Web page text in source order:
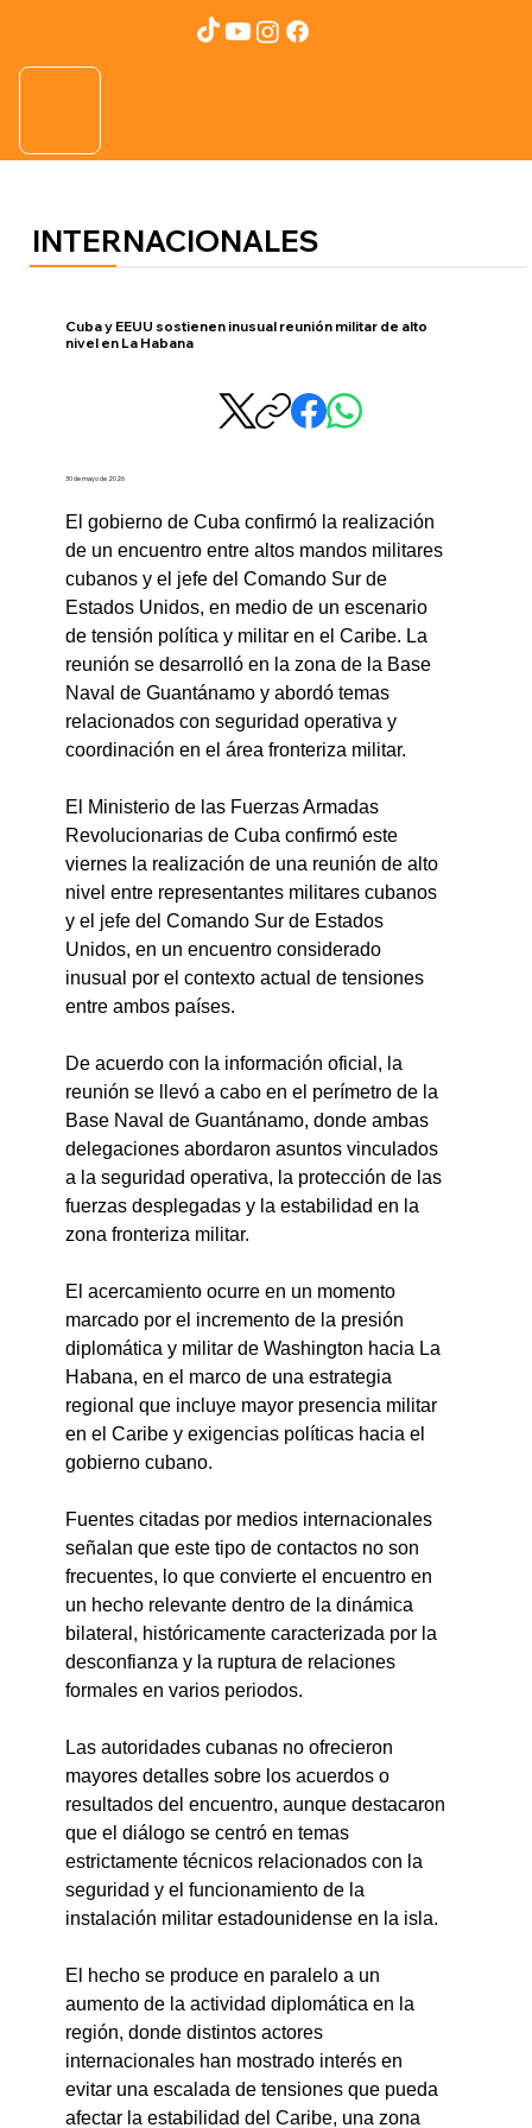
INTERNACIONALES
Cuba y EEUU sostienen inusual reunión militar de alto
nivel en La Habana
30 de mayo de 2026
El gobierno de Cuba confirmó la realización
de un encuentro entre altos mandos militares
cubanos y el jefe del Comando Sur de
Estados Unidos, en medio de un escenario
de tensión política y militar en el Caribe. La
reunión se desarrolló en la zona de la Base
Naval de Guantánamo y abordó temas
relacionados con seguridad operativa y
coordinación en el área fronteriza militar.
El Ministerio de las Fuerzas Armadas
Revolucionarias de Cuba confirmó este
viernes la realización de una reunión de alto
nivel entre representantes militares cubanos
y el jefe del Comando Sur de Estados
Unidos, en un encuentro considerado
inusual por el contexto actual de tensiones
entre ambos países.
De acuerdo con la información oficial, la
reunión se llevó a cabo en el perímetro de la
Base Naval de Guantánamo, donde ambas
delegaciones abordaron asuntos vinculados
a la seguridad operativa, la protección de las
fuerzas desplegadas y la estabilidad en la
zona fronteriza militar.
El acercamiento ocurre en un momento
marcado por el incremento de la presión
diplomática y militar de Washington hacia La
Habana, en el marco de una estrategia
regional que incluye mayor presencia militar
en el Caribe y exigencias políticas hacia el
gobierno cubano.
Fuentes citadas por medios internacionales
señalan que este tipo de contactos no son
frecuentes, lo que convierte el encuentro en
un hecho relevante dentro de la dinámica
bilateral, históricamente caracterizada por la
desconfianza y la ruptura de relaciones
formales en varios periodos.
Las autoridades cubanas no ofrecieron
mayores detalles sobre los acuerdos o
resultados del encuentro, aunque destacaron
que el diálogo se centró en temas
estrictamente técnicos relacionados con la
seguridad y el funcionamiento de la
instalación militar estadounidense en la isla.
El hecho se produce en paralelo a un
aumento de la actividad diplomática en la
región, donde distintos actores
internacionales han mostrado interés en
evitar una escalada de tensiones que pueda
afectar la estabilidad del Caribe, una zona